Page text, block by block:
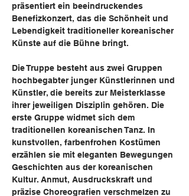
präsentiert ein beeindruckendes
Benefizkonzert, das die Schönheit und
Lebendigkeit traditioneller koreanischer
Künste auf die Bühne bringt.
Die Truppe besteht aus zwei Gruppen
hochbegabter junger Künstlerinnen und
Künstler, die bereits zur Meisterklasse
ihrer jeweiligen Disziplin gehören. Die
erste Gruppe widmet sich dem
traditionellen koreanischen Tanz. In
kunstvollen, farbenfrohen Kostümen
erzählen sie mit eleganten Bewegungen
Geschichten aus der koreanischen
Kultur. Anmut, Ausdruckskraft und
präzise Choreografien verschmelzen zu